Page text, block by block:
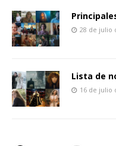
28 de julio
Lista de
16 de julio